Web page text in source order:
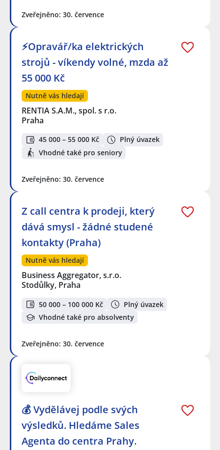
Zveřejněno: 30. července
⚡Opravář/ka elektrických
strojů - víkendy volné, mzda až
55 000 Kč
Nutně vás hledají
RENTIA S.A.M., spol. s r.o.
Praha
45 000 – 55 000 Kč
Plný úvazek
Vhodné také pro seniory
Zveřejněno: 30. července
Z call centra k prodeji, který
dává smysl - žádné studené
kontakty (Praha)
Nutně vás hledají
Business Aggregator, s.r.o.
Stodůlky, Praha
50 000 – 100 000 Kč
Plný úvazek
Vhodné také pro absolventy
Zveřejněno: 30. července
💰 Vydělávej podle svých
výsledků. Hledáme Sales
Agenta do centra Prahy.